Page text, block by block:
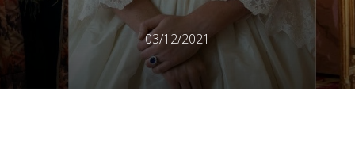
03/12/2021